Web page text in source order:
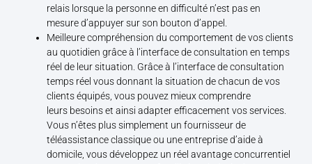
relais lorsque la personne en difficulté n’est pas en
mesure d’appuyer sur son bouton d’appel.
Meilleure compréhension du comportement de vos clients
au quotidien grâce à l’interface de consultation en temps
réel de leur situation. Grâce à l’interface de consultation
temps réel vous donnant la situation de chacun de vos
clients équipés, vous pouvez mieux comprendre
leurs besoins et ainsi adapter efficacement vos services.
Vous n’êtes plus simplement un fournisseur de
téléassistance classique ou une entreprise d’aide à
domicile, vous développez un réel avantage concurrentiel